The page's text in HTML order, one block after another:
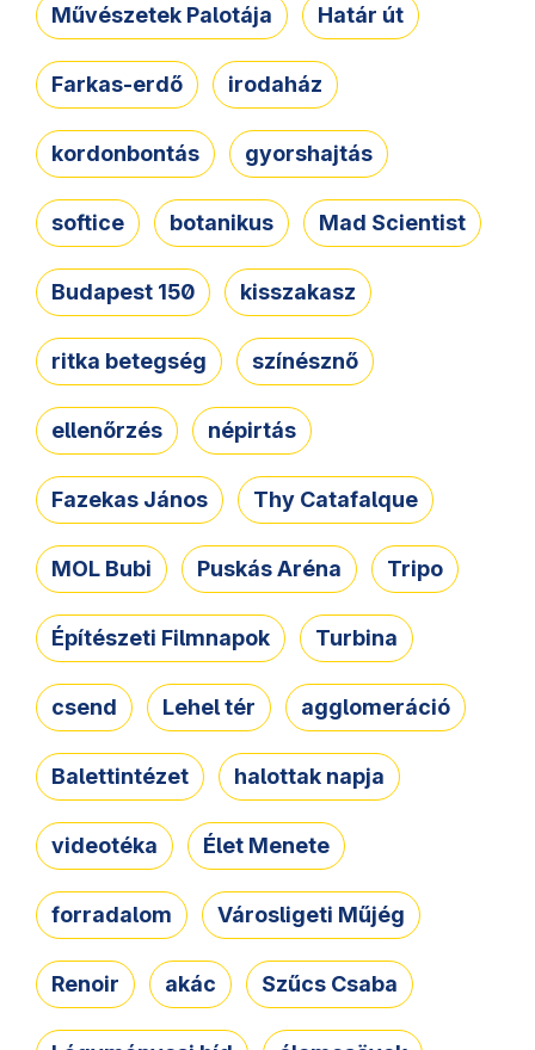
Művészetek Palotája Határ út
Farkas-erdő irodaház
kordonbontás gyorshajtás
softice botanikus Mad Scientist
Budapest 150 kisszakasz
ritka betegség színésznő
ellenőrzés népirtás
Fazekas János Thy Catafalque
MOL Bubi Puskás Aréna Tripo
Építészeti Filmnapok Turbina
csend Lehel tér agglomeráció
Balettintézet halottak napja
videotéka Élet Menete
forradalom Városligeti Műjég
Renoir akác Szűcs Csaba